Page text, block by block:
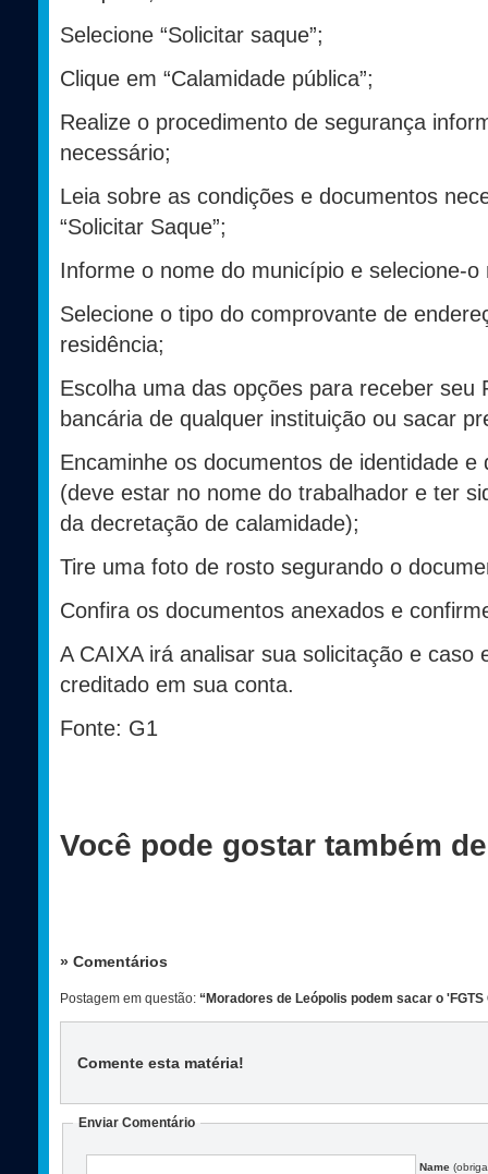
Selecione “Solicitar saque”;
Clique em “Calamidade pública”;
Realize o procedimento de segurança
necessário;
Leia sobre as condições e documentos
“Solicitar Saque”;
Informe o nome do município e selecione-o
Selecione o tipo do comprovante de
residência;
Escolha uma das opções para receber seu
bancária de qualquer instituição ou sacar
Encaminhe os documentos de identidade
(deve estar no nome do trabalhador e ter
da decretação de calamidade);
Tire uma foto de rosto segurando o
Confira os documentos anexados e
A CAIXA irá analisar sua solicitação e
creditado em sua conta.
Fonte: G1
Você pode gostar também
» Comentários
Postagem em questão: “Moradores de Leópolis podem sacar o
Comente esta matéria!
Enviar Comentário
Name